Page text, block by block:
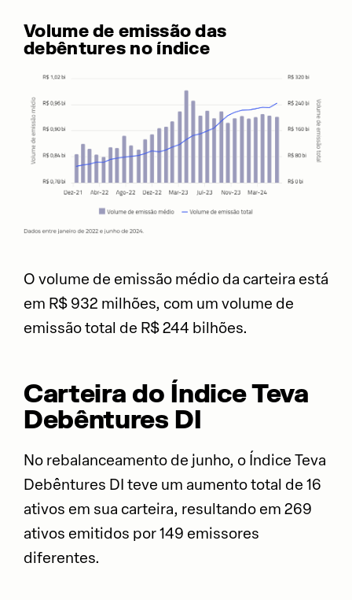
Volume de emissão das
debêntures no índice
O volume de emissão médio da carteira está
em R$ 932 milhões, com um volume de
emissão total de R$ 244 bilhões.
Carteira do Índice Teva
Debêntures DI
No rebalanceamento de junho, o Índice Teva
Debêntures DI teve um aumento total de 16
ativos em sua carteira, resultando em 269
ativos emitidos por 149 emissores
diferentes.